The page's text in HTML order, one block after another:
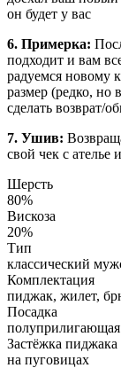
он будет у вас
6. Примерка:
подходит и вам
радуемся новому
размер (редко, но
сделать возврат/
7. Ушив:
свой чек с
Шерсть
80%
Вискоза
20%
Тип
классический
Комплектация
пиджак, жилет,
Посадка
Застёжка пиджака
на пуговицах